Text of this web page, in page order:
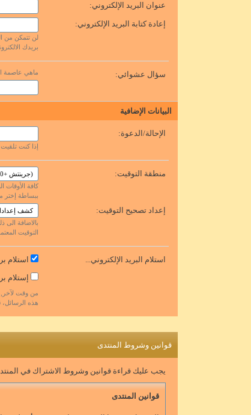
عنوان البريد الإلكتروني:
إعادة كتابة البريد الإلكتروني:
لن تتمكن من
بريدك
سؤال عشوائي: ماهي عاصمة
البيانات الإضافية
الإحالة/الدعوة:
إذا كنت
منطقة التوقيت:
كافة الأوقات
ببساطة إختر
إعداد تصحيح التوقيت:
بالاضافة الى
التوقيت
استلام البريد الإلكتروني...
استلام
إستلام
من وقت لآخر,
هذه الرسائل،
قوانين وشروط المنتدى
يجب عليك قراءة قوانين وشروط الاشتراك في
قوانين المنتدى